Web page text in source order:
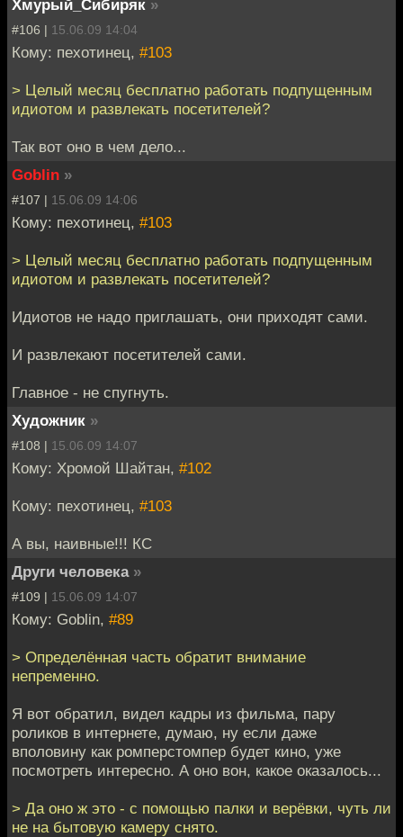
Хмурый_Сибиряк »
#106 | 15.06.09 14:04
Кому: пехотинец, #103
> Целый месяц бесплатно работать подпущенным
идиотом и развлекать посетителей?
Так вот оно в чем дело...
Goblin »
#107 | 15.06.09 14:06
Кому: пехотинец, #103
> Целый месяц бесплатно работать подпущенным
идиотом и развлекать посетителей?
Идиотов не надо приглашать, они приходят сами.
И развлекают посетителей сами.
Главное - не спугнуть.
Художник »
#108 | 15.06.09 14:07
Кому: Хромой Шайтан, #102
Кому: пехотинец, #103
А вы, наивные!!! КС
Други человека »
#109 | 15.06.09 14:07
Кому: Goblin, #89
> Определённая часть обратит внимание
непременно.
Я вот обратил, видел кадры из фильма, пару
роликов в интернете, думаю, ну если даже
вполовину как ромперстомпер будет кино, уже
посмотреть интересно. А оно вон, какое оказалось...
> Да оно ж это - с помощью палки и верёвки, чуть ли
не на бытовую камеру снято.